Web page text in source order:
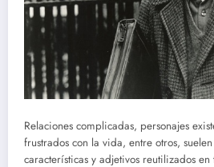
Relaciones complicadas, personajes
frustrados con la vida, entre otros,
características y adjetivos reutilizados